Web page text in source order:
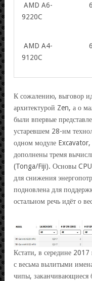
AMD A6-
9220C
AMD A4-
9120C
К сожалению, выговор
архитектурой Zen, а о
были впервые
устаревшем 28-нм
одном модуле
дополнены тремя
(Tonga/Fiji). Основы
для снижения
подновлена для
остальном речь идёт о
Кстати, в середине
с весьма вылитыми
чипы, заканчивающиеся